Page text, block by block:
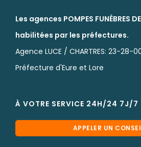
Les agences POMPES FUNÈBRES
habilitées par les préfectures.
Agence LUCE / CHARTRES: 23-28-
Préfecture d'Eure et Lore
À VOTRE SERVICE 24H/24 7J/7
APPELER UN